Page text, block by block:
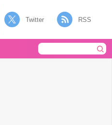
Twitter RSS